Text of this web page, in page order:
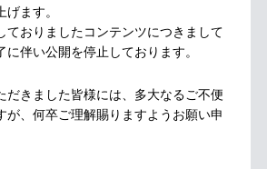
ます。
ておりましたコンテンツにつきまして
に伴い公開を停止しております。
だきました皆様には、多大なるご不便
が、何卒ご理解賜りますようお願い申